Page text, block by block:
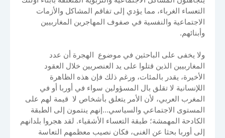
التعساء الغرباء، مما يؤدي إلى تفاقم المشاكل والأزمات
الاجتماعية والنفسية في صفوف المهاجرين المغاربيين
وأبنائهم.
ولا يخفى على الباحثين في موضوع الهجرة أن عدد
المغاربيين الذين قتلوا على يد العنصريين خلال العقود
الأخيرة، يقدر بالمئات، ورغم ذلك فإن هذه الظاهرة
اللإنسانية لا تقلق بال المسؤولين سواء في أوربا أو في
المغرب العربي، لأن الأمر يتعلق بأشخاص لا قيمة لهم على
المستوى الاجتماعي والسياسي...إنهم ينتمون إلى الطبقة
الكادحة المهمشة؛ طبقة التعساء الأشقياء. لقد هجروا بلدانهم
إلى أوربا بحثا عن الغنى، فكان نصيب معظمهم التعاسة